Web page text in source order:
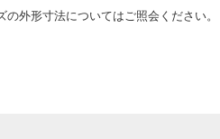
外形寸法についてはご照会ください。